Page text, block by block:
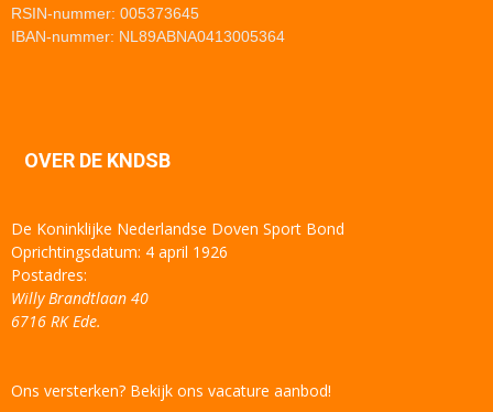
RSIN-nummer: 005373645
IBAN-nummer: NL89ABNA0413005364
OVER DE KNDSB
De Koninklijke Nederlandse Doven Sport Bond
Oprichtingsdatum: 4 april 1926
Postadres:
Willy Brandtlaan 40
6716 RK Ede.
Ons versterken? Bekijk ons vacature aanbod!